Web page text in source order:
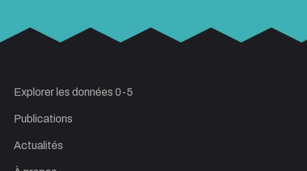
Explorer les données 0-5
Publications
Actualités